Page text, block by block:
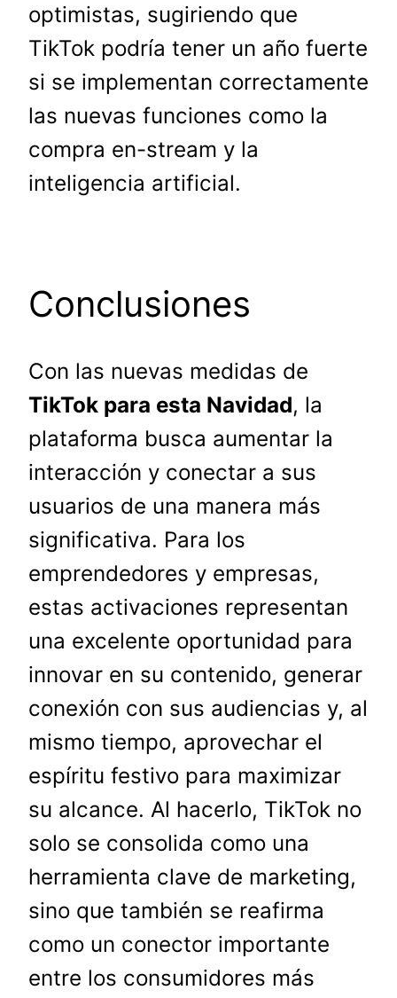
optimistas, sugiriendo que
TikTok podría tener un año fuerte
si se implementan correctamente
las nuevas funciones como la
compra en-stream y la
inteligencia artificial.
Conclusiones
Con las nuevas medidas de
TikTok para esta Navidad, la
plataforma busca aumentar la
interacción y conectar a sus
usuarios de una manera más
significativa. Para los
emprendedores y empresas,
estas activaciones representan
una excelente oportunidad para
innovar en su contenido, generar
conexión con sus audiencias y, al
mismo tiempo, aprovechar el
espíritu festivo para maximizar
su alcance. Al hacerlo, TikTok no
solo se consolida como una
herramienta clave de marketing,
sino que también se reafirma
como un conector importante
entre los consumidores más